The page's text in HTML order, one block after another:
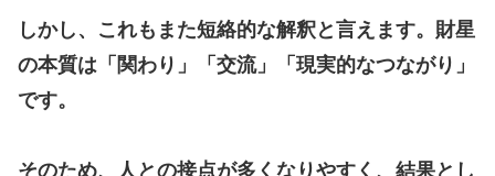
しかし、これもまた短絡的な解釈と言えます。財星
の本質は「関わり」「交流」「現実的なつながり」
です。
そのため、人との接点が多くなりやすく、結果とし